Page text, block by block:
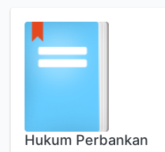
Hukum Perbankan